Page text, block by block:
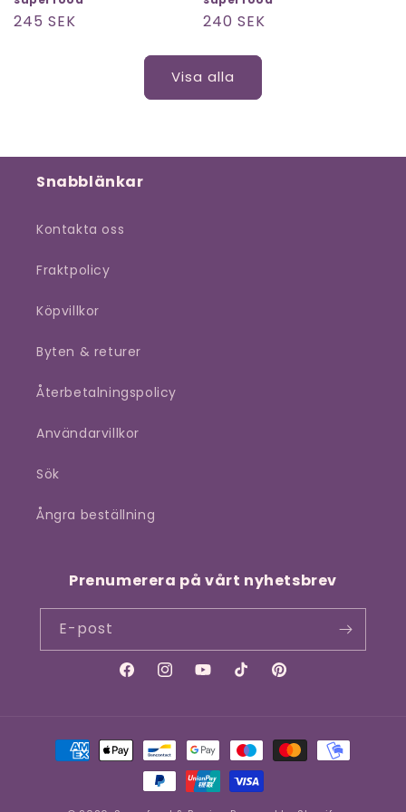
Ordinarie
245 SEK
Ordinarie
240 SEK
Visa alla
Snabblänkar
Kontakta oss
Fraktpolicy
Köpvillkor
Byten & returer
Återbetalningspolicy
Användarvillkor
Sök
Ångra beställning
Prenumerera på vårt nyhetsbrev
E-post
FacebookInstagramYouTubeTikTokPinterest
Betalningsmetoder